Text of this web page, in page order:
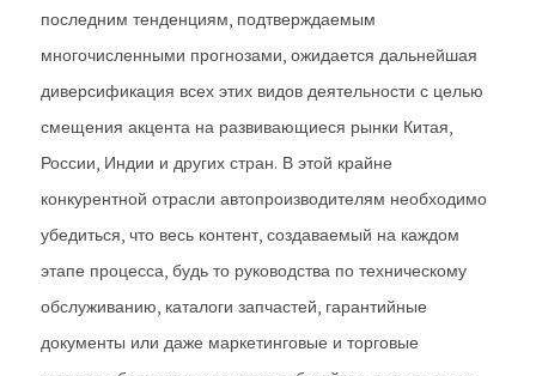
последним тенденциям, подтверждаемым
многочисленными прогнозами, ожидается дальнейшая
диверсификация всех этих видов деятельности с целью
смещения акцента на развивающиеся рынки Китая,
России, Индии и других стран. В этой крайне
конкурентной отрасли автопроизводителям необходимо
убедиться, что весь контент, создаваемый на каждом
этапе процесса, будь то руководства по техническому
обслуживанию, каталоги запчастей, гарантийные
документы или даже маркетинговые и торговые